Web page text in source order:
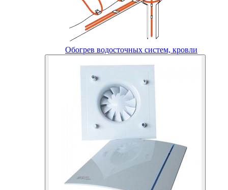
Обогрев водосточных систем, кровли